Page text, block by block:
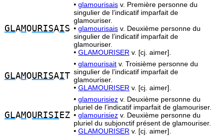
GLAMOURISAIS
• glamourisais v. Première personne du
singulier de l’indicatif imparfait de
glamouriser.
• glamourisais v. Deuxième personne du
singulier de l’indicatif imparfait de
glamouriser.
• GLAMOURISER v. [cj. aimer].
GLAMOURISAIT
• glamourisait v. Troisième personne du
singulier de l’indicatif imparfait de
glamouriser.
• GLAMOURISER v. [cj. aimer].
GLAMOURISI EZ
• glamourisiez v. Deuxième personne du
pluriel de l’indicatif imparfait de glamouriser.
• glamourisiez v. Deuxième personne du
pluriel du subjonctif présent de glamouriser.
• GLAMOURISER v. [cj. aimer].